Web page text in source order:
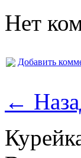
Нет
Добавить
←